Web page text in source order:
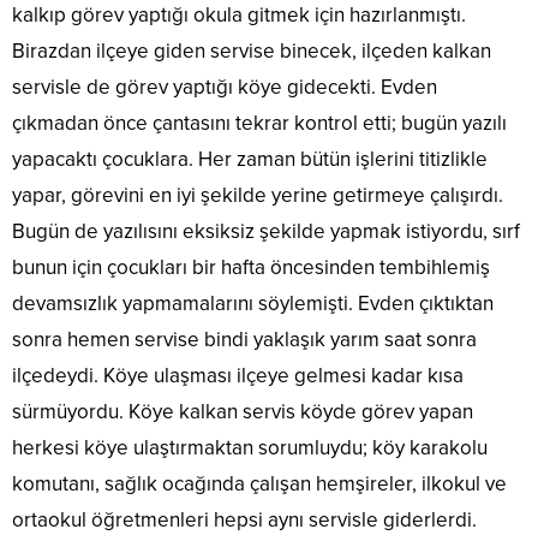
kalkıp görev yaptığı okula gitmek için hazırlanmıştı.
Birazdan ilçeye giden servise binecek, ilçeden kalkan
servisle de görev yaptığı köye gidecekti. Evden
çıkmadan önce çantasını tekrar kontrol etti; bugün yazılı
yapacaktı çocuklara. Her zaman bütün işlerini titizlikle
yapar, görevini en iyi şekilde yerine getirmeye çalışırdı.
Bugün de yazılısını eksiksiz şekilde yapmak istiyordu, sırf
bunun için çocukları bir hafta öncesinden tembihlemiş
devamsızlık yapmamalarını söylemişti. Evden çıktıktan
sonra hemen servise bindi yaklaşık yarım saat sonra
ilçedeydi. Köye ulaşması ilçeye gelmesi kadar kısa
sürmüyordu. Köye kalkan servis köyde görev yapan
herkesi köye ulaştırmaktan sorumluydu; köy karakolu
komutanı, sağlık ocağında çalışan hemşireler, ilkokul ve
ortaokul öğretmenleri hepsi aynı servisle giderlerdi.